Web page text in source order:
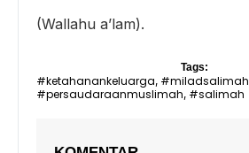
(Wallahu a’lam).
Tags:
#ketahanankeluarga, #miladsalimah
#persaudaraanmuslimah, #salimah